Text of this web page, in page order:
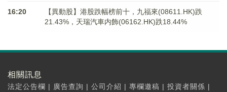
16:20
【異動股】港股跌幅榜前十，九福來(08611.HK)跌
21.43%，天瑞汽車内飾(06162.HK)跌18.44%
相關訊息
法定公告欄 | 廣告查詢 | 公司介紹 | 專欄邀稿 | 投資者關係 |